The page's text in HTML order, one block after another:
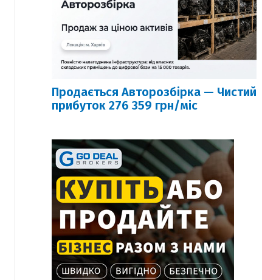
Продається Авторозбірка — Чистий
прибуток 276 359 грн/міс